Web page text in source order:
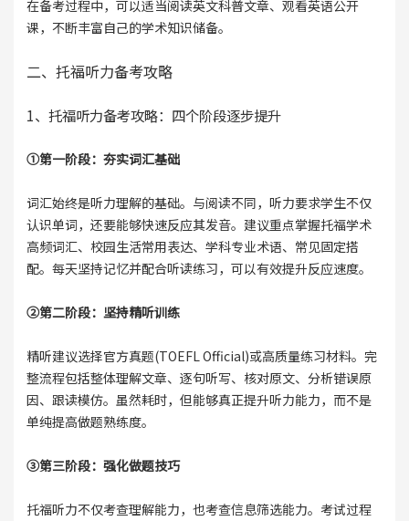
在备考过程中，可以适当阅读英文科普文章、观看英语公开
课，不断丰富自己的学术知识储备。
二、托福听力备考攻略
1、托福听力备考攻略：四个阶段逐步提升
①第一阶段：夯实词汇基础
词汇始终是听力理解的基础。与阅读不同，听力要求学生不仅
认识单词，还要能够快速反应其发音。建议重点掌握托福学术
高频词汇、校园生活常用表达、学科专业术语、常见固定搭
配。每天坚持记忆并配合听读练习，可以有效提升反应速度。
②第二阶段：坚持精听训练
精听建议选择官方真题(TOEFL Official)或高质量练习材料。完
整流程包括整体理解文章、逐句听写、核对原文、分析错误原
因、跟读模仿。虽然耗时，但能够真正提升听力能力，而不是
单纯提高做题熟练度。
③第三阶段：强化做题技巧
托福听力不仅考查理解能力，也考查信息筛选能力。考试过程